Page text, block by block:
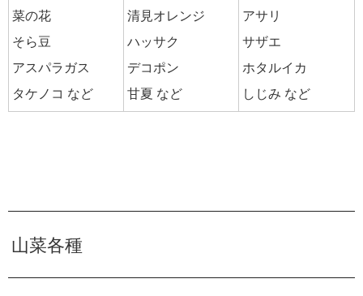
菜の花
そら豆
アスパラガス
タケノコ など
清見オレンジ
ハッサク
デコポン
甘夏 など
アサリ
サザエ
ホタルイカ
しじみ など
山菜各種